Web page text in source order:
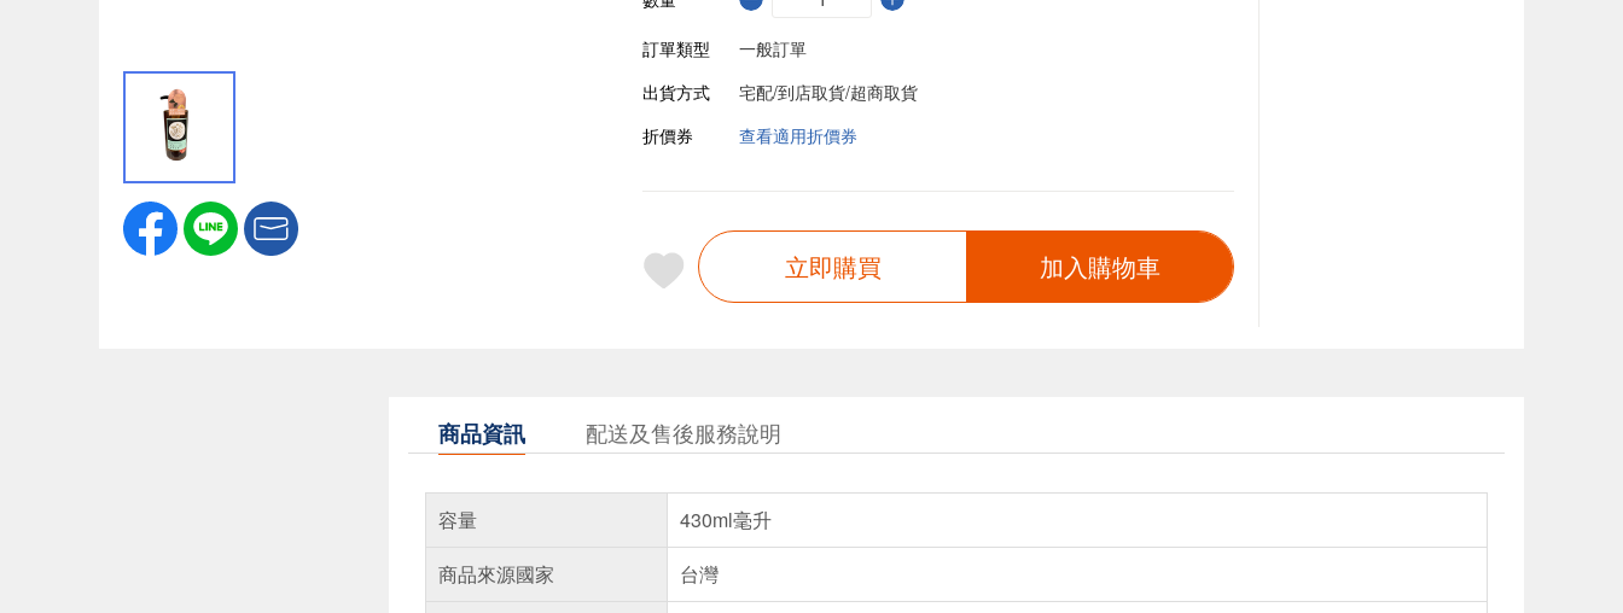
訂單類型
一般訂單
出貨方式
宅配/到店取貨/超商取貨
折價券
查看適用折價券
立即購買 加入購物車
商品資訊 配送及售後服務說明
容量
430ml毫升
商品來源國家
台灣